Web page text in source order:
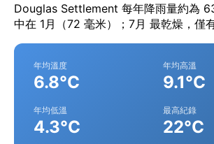
Douglas Settlement 每年降雨量約為
中在 1月（72 毫米）；7月 最乾燥，僅
年均溫度
6.8°C
年均高溫
9.1°C
年均低溫
4.3°C
最高紀錄
22°C